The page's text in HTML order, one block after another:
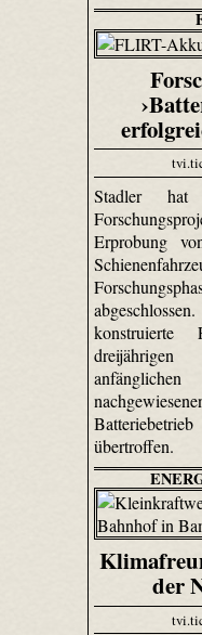
Stadler
Erprobung
übertroffen.
der